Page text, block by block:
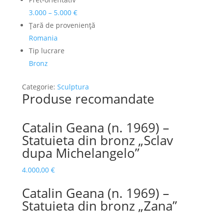
Michelangelo"
3.000 – 5.000 €
Ţară de provenienţă
Romania
Tip lucrare
Bronz
Categorie: Sculptura
Produse recomandate
Catalin Geana (n. 1969) –
Statuieta din bronz „Sclav
dupa Michelangelo”
4.000,00 €
Catalin Geana (n. 1969) –
Statuieta din bronz „Zana”